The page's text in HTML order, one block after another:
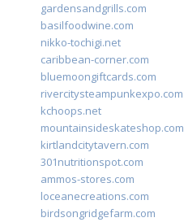
gardensandgrills.com
basilfoodwine.com
nikko-tochigi.net
caribbean-corner.com
bluemoongiftcards.com
rivercitysteampunkexpo.com
kchoops.net
mountainsideskateshop.com
kirtlandcitytavern.com
301nutritionspot.com
ammos-stores.com
loceanecreations.com
birdsongridgefarm.com